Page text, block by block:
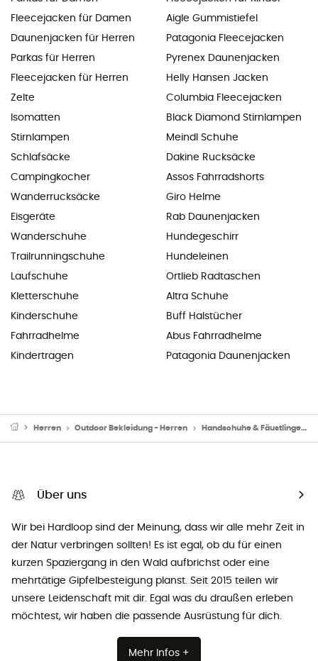
Fleecejacken für Damen
Daunenjacken für Herren
Parkas für Herren
Fleecejacken für Herren
Zelte
Isomatten
Stirnlampen
Schlafsäcke
Campingkocher
Wanderrucksäcke
Eisgeräte
Wanderschuhe
Trailrunningschuhe
Laufschuhe
Kletterschuhe
Kinderschuhe
Fahrradhelme
Kindertragen
Aigle Gummistiefel
Patagonia Fleecejacken
Pyrenex Daunenjacken
Helly Hansen Jacken
Columbia Fleecejacken
Black Diamond Stirnlampen
Meindl Schuhe
Dakine Rucksäcke
Assos Fahrradshorts
Giro Helme
Rab Daunenjacken
Hundegeschirr
Hundeleinen
Ortlieb Radtaschen
Altra Schuhe
Buff Halstücher
Abus Fahrradhelme
Patagonia Daunenjacken
Herren Outdoor Bekleidung - Herren Handschuhe & Fäustlinge
Über uns
Wir bei Hardloop sind der Meinung, dass wir alle mehr Zeit in
der Natur verbringen sollten! Es ist egal, ob du für einen
kurzen Spaziergang in den Wald aufbrichst oder eine
mehrtätige Gipfelbesteigung planst. Seit 2015 teilen wir
unsere Leidenschaft mit dir. Egal was du draußen erleben
möchtest, wir haben die passende Ausrüstung für dich.
Mehr Infos +